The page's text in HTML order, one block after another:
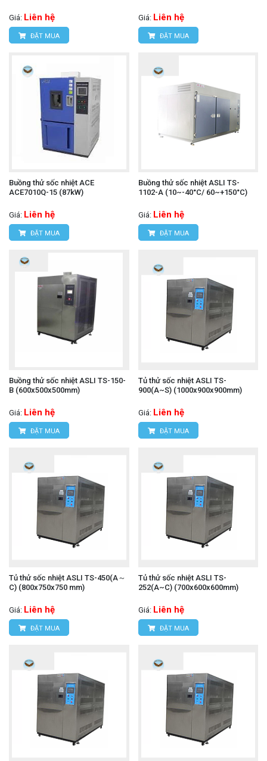
Giá: Liên hệ
ĐẶT MUA
Giá: Liên hệ
ĐẶT MUA
Buồng thử sốc nhiệt ACE
ACE7010Q-15 (87kW)
Giá: Liên hệ
ĐẶT MUA
Buồng thử sốc nhiệt ASLI TS-
1102-A (10~-40°C/ 60~+150°C)
Giá: Liên hệ
ĐẶT MUA
Buồng thử sốc nhiệt ASLI TS-150-
B (600x500x500mm)
Giá: Liên hệ
ĐẶT MUA
Tủ thử sốc nhiệt ASLI TS-
900(A~S) (1000x900x900mm)
Giá: Liên hệ
ĐẶT MUA
Tủ thử sốc nhiệt ASLI TS-450(A～
C) (800x750x750 mm)
Giá: Liên hệ
ĐẶT MUA
Tủ thử sốc nhiệt ASLI TS-
252(A~C) (700x600x600mm)
Giá: Liên hệ
ĐẶT MUA